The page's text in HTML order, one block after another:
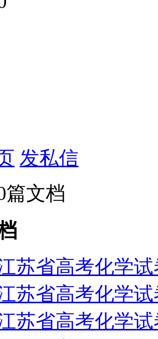
发私信
篇文档
苏省高考化学
苏省高考化学
苏省高考化学